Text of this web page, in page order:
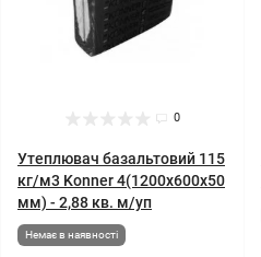
0
Утеплювач базальтовий 115
кг/м3 Konner 4(1200x600x50
мм) - 2,88 кв. м/уп
Немає в наявності